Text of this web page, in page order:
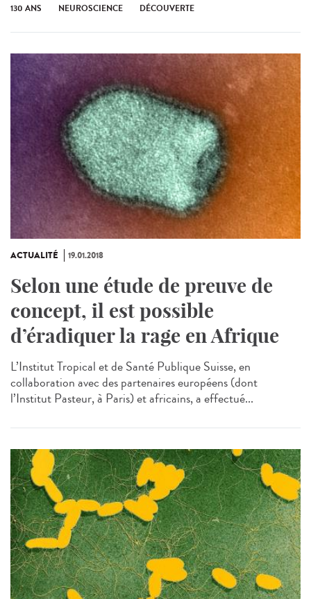
130 ANS NEUROSCIENCE DÉCOUVERTE
ACTUALITÉ 19.01.2018
Selon une étude de preuve de
concept, il est possible
d’éradiquer la rage en Afrique
L’Institut Tropical et de Santé Publique Suisse, en
collaboration avec des partenaires européens (dont
l’Institut Pasteur, à Paris) et africains, a effectué...